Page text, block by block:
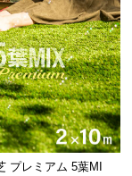
当商品
プレミアム 5葉MI